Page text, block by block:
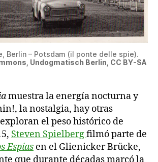
Berlin – Potsdam (il ponte delle spie).
Undogmatisch Berlin, CC BY-SA
muestra la energía nocturna y
la nostalgia, hay otras
el peso histórico de
Steven Spielbergfilmó parte de
Espías en el Glienicker Brücke,